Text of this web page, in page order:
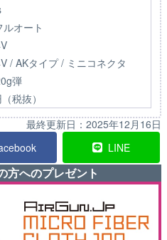
オート
/ AKタイプ / ミニコネクタ
弾
税抜）
最終更新日： 2025年12月16日
LINE
方へのプレゼント